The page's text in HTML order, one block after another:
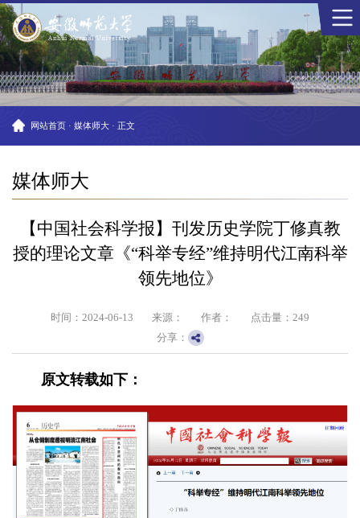
网站首页 · 媒体师大 · 正文
媒体师大
【中国社会科学报】刊发历史学院丁修真教
授的理论文章《“科举专经”维持明代江南科举
领先地位》
时间：2024-06-13 来源： 作者： 点击量： 249
分享：
原文转载如下：